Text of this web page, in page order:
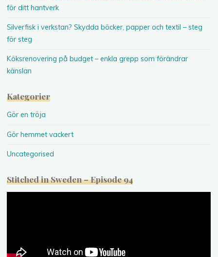
för ditt hantverk
Silverfisk i verkstan? Skydda böcker, papper och textil – steg
för steg
Köksrenovering på budget – enkla grepp som förändrar
känslan
Kategorier
Gör en tröja
Gör hemmet vackert
Uncategorised
Stitched in Sweden – Episode 94